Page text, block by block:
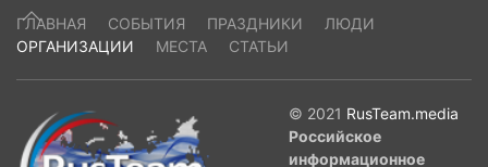
ГЛАВНАЯ СОБЫТИЯ ПРАЗДНИКИ
ЛЮДИ
ОРГАНИЗАЦИИ
МЕСТА СТАТЬИ
© 2021 RusTeam.media
Российское
информационное